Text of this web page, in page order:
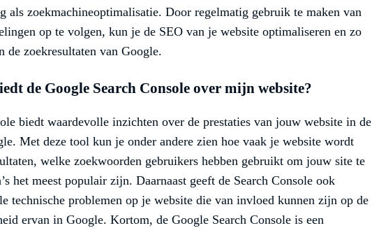
als zoekmachineoptimalisatie. Door regelmatig gebruik te maken van
op te volgen, kun je de SEO van je website optimaliseren en zo
de zoekresultaten van Google.
de Google Search Console over mijn website?
biedt waardevolle inzichten over de prestaties van jouw website in de
Met deze tool kun je onder andere zien hoe vaak je website wordt
welke zoekwoorden gebruikers hebben gebruikt om jouw site te
het meest populair zijn. Daarnaast geeft de Search Console ook
technische problemen op je website die van invloed kunnen zijn op de
ervan in Google. Kortom, de Google Search Console is een